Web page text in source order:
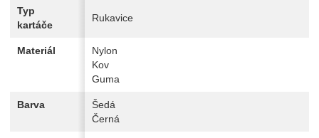
Typ
kartáče
Rukavice
Materiál
Nylon
Kov
Guma
Barva
Šedá
Černá